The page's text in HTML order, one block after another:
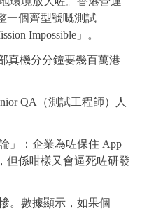
一個齊型號嘅測試
Impossible」。
真機分分鐘要幾百萬港
QA（測試工程師）人
」：企業為咗保住 App
但係咁樣又會逼死咗研發
。數據顯示，如果個